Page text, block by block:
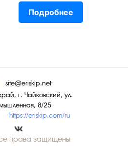
Подробнее
https://eriskip.com/ru
г. Чайковский, ул.
8/25
site@eriskip.net
права защищены